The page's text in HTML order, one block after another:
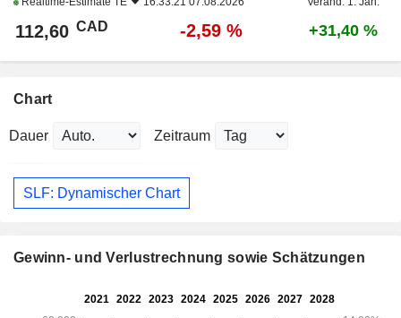
112,60 CAD -2,59 % +31,40 %
Chart
Dauer Zeitraum
SLF: Dynamischer Chart
Gewinn- und Verlustrechnung sowie Schätzungen